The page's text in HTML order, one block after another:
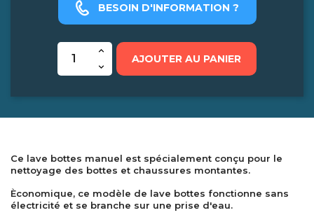
BESOIN D'INFORMATION ?
AJOUTER AU PANIER
Ce lave bottes manuel est spécialement conçu pour le
nettoyage des bottes et chaussures montantes.
Èconomique, ce modèle de lave bottes fonctionne sans
électricité et se branche sur une prise d'eau.